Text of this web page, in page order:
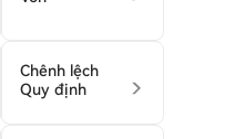
Chênh lệch
Quy định